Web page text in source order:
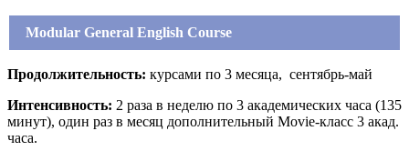
Modular General English Course
Продолжительность: курсами по 3 месяца, сентябрь-май
Интенсивность: 2 раза в неделю по 3 академических часа (135
минут), один раз в месяц дополнительный Movie-класс 3 акад.
часа.